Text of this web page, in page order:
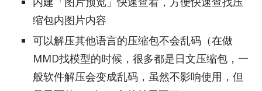
缩包内图片内容
可以解压其他语言的压缩包不会乱码（在做
MMD找模型的时候，很多都是日文压缩包，一
般软件解压会变成乱码，虽然不影响使用，但